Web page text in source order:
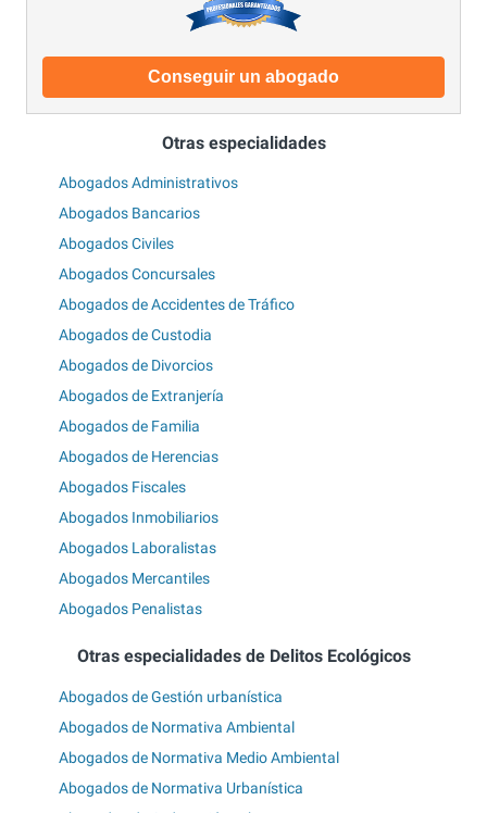
Conseguir un abogado
Otras especialidades
Abogados Administrativos
Abogados Bancarios
Abogados Civiles
Abogados Concursales
Abogados de Accidentes de Tráfico
Abogados de Custodia
Abogados de Divorcios
Abogados de Extranjería
Abogados de Familia
Abogados de Herencias
Abogados Fiscales
Abogados Inmobiliarios
Abogados Laboralistas
Abogados Mercantiles
Abogados Penalistas
Otras especialidades de Delitos Ecológicos
Abogados de Gestión urbanística
Abogados de Normativa Ambiental
Abogados de Normativa Medio Ambiental
Abogados de Normativa Urbanística